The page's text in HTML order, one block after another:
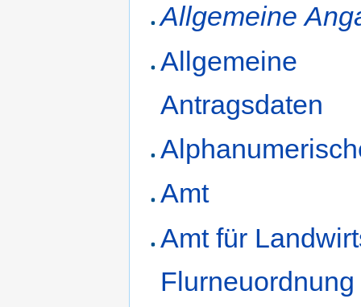
Allgemeine
Allgemeine
Antragsdaten
Amt
Amt für